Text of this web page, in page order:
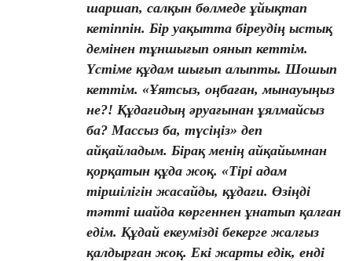
шаршап, салқын бөлмеде ұйықтап
кетіппін. Бір уақытта біреудің ыстық
демінен тұншығып оянып кеттім.
Үстіме құдам шығып алыпты. Шошып
кеттім. «Ұятсыз, оңбаған, мынауыңыз
не?! Құдағидың әруағынан ұялмайсыз
ба? Массыз ба, түсіңіз» деп
айқайладым. Бірақ менің айқайымнан
қорқатын құда жоқ. «Тірі адам
тіршілігін жасайды, құдағи. Өзіңді
тәтті шайда көргеннен ұнатып қалған
едім. Құдай екеумізді бекерге жалғыз
қалдырған жоқ. Екі жарты едік, енді